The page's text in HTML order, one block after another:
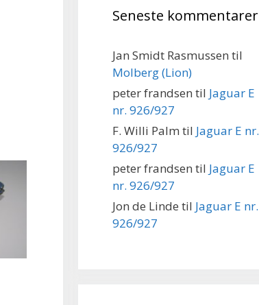
Seneste kommentarer
Jan Smidt Rasmussen til
Molberg (Lion)
peter frandsen til Jaguar E
nr. 926/927
F. Willi Palm til Jaguar E nr.
926/927
peter frandsen til Jaguar E
nr. 926/927
Jon de Linde til Jaguar E nr.
926/927